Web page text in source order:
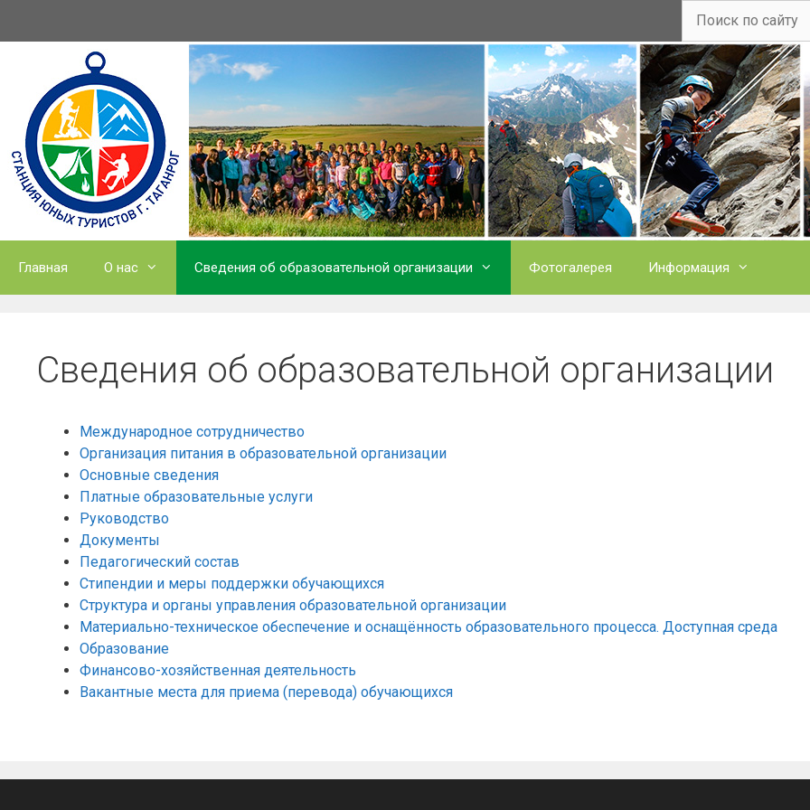
содержимому
Главная О нас Сведения об образовательной организации Фотогалерея Информация
Сведения об образовательной организации
Международное сотрудничество
Организация питания в образовательной организации
Основные сведения
Платные образовательные услуги
Руководство
Документы
Педагогический состав
Стипендии и меры поддержки обучающихся
Структура и органы управления образовательной организации
Материально-техническое обеспечение и оснащённость образовательного процесса. Доступная среда
Образование
Финансово-хозяйственная деятельность
Вакантные места для приема (перевода) обучающихся